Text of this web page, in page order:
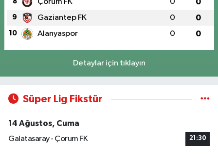
Çorum FK 0 0
9 Gaziantep FK 0 0
10 Alanyaspor 0 0
Detaylar için tıklayın
Süper Lig Fikstür
14 Ağustos, Cuma
Galatasaray - Çorum FK
21:30